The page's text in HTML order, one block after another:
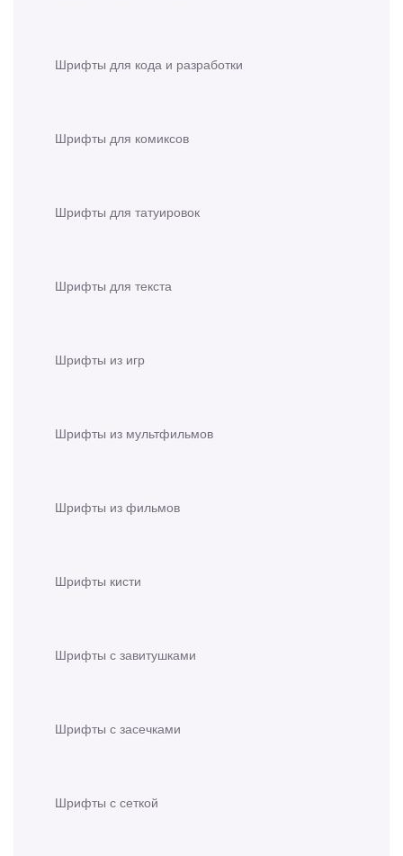
Шрифты для кода и разработки
Шрифты для комиксов
Шрифты для татуировок
Шрифты для текста
Шрифты из игр
Шрифты из мультфильмов
Шрифты из фильмов
Шрифты кисти
Шрифты с завитушками
Шрифты с засечками
Шрифты с сеткой